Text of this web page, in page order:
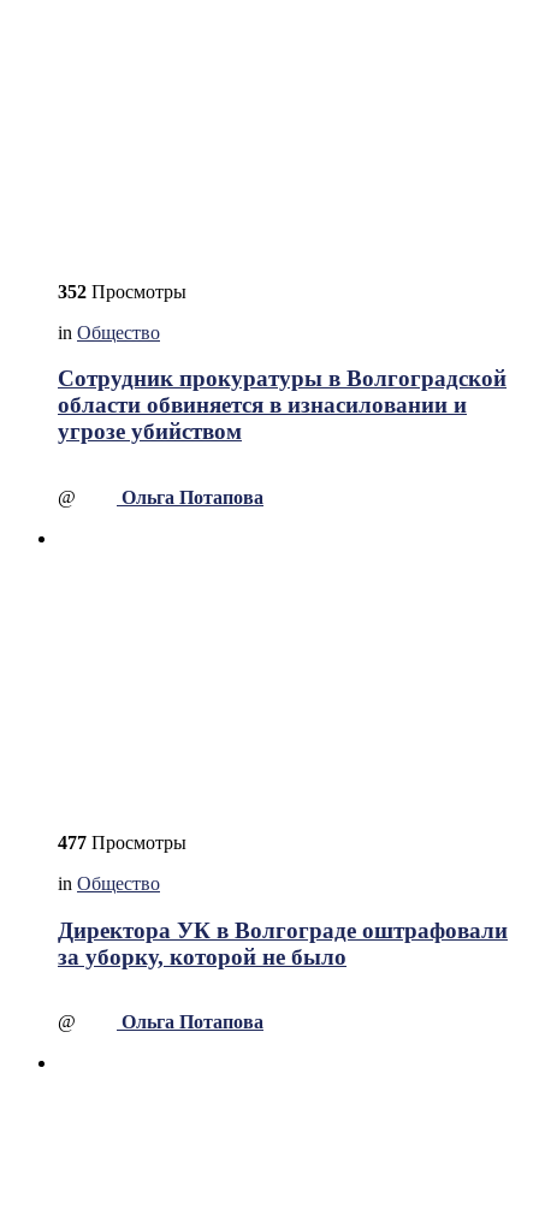
352 Просмотры
in Общество
Сотрудник прокуратуры в Волгоградской
области обвиняется в изнасиловании и
угрозе убийством
@ Ольга Потапова
477 Просмотры
in Общество
Директора УК в Волгограде оштрафовали
за уборку, которой не было
@ Ольга Потапова